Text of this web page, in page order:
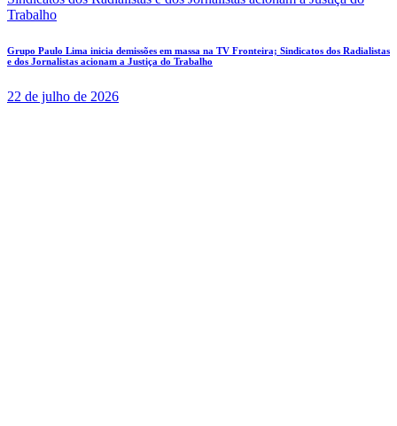
Grupo Paulo Lima inicia demissões em massa na TV Fronteira; Sindicatos dos Radialistas
e dos Jornalistas acionam a Justiça do Trabalho
22 de julho de 2026